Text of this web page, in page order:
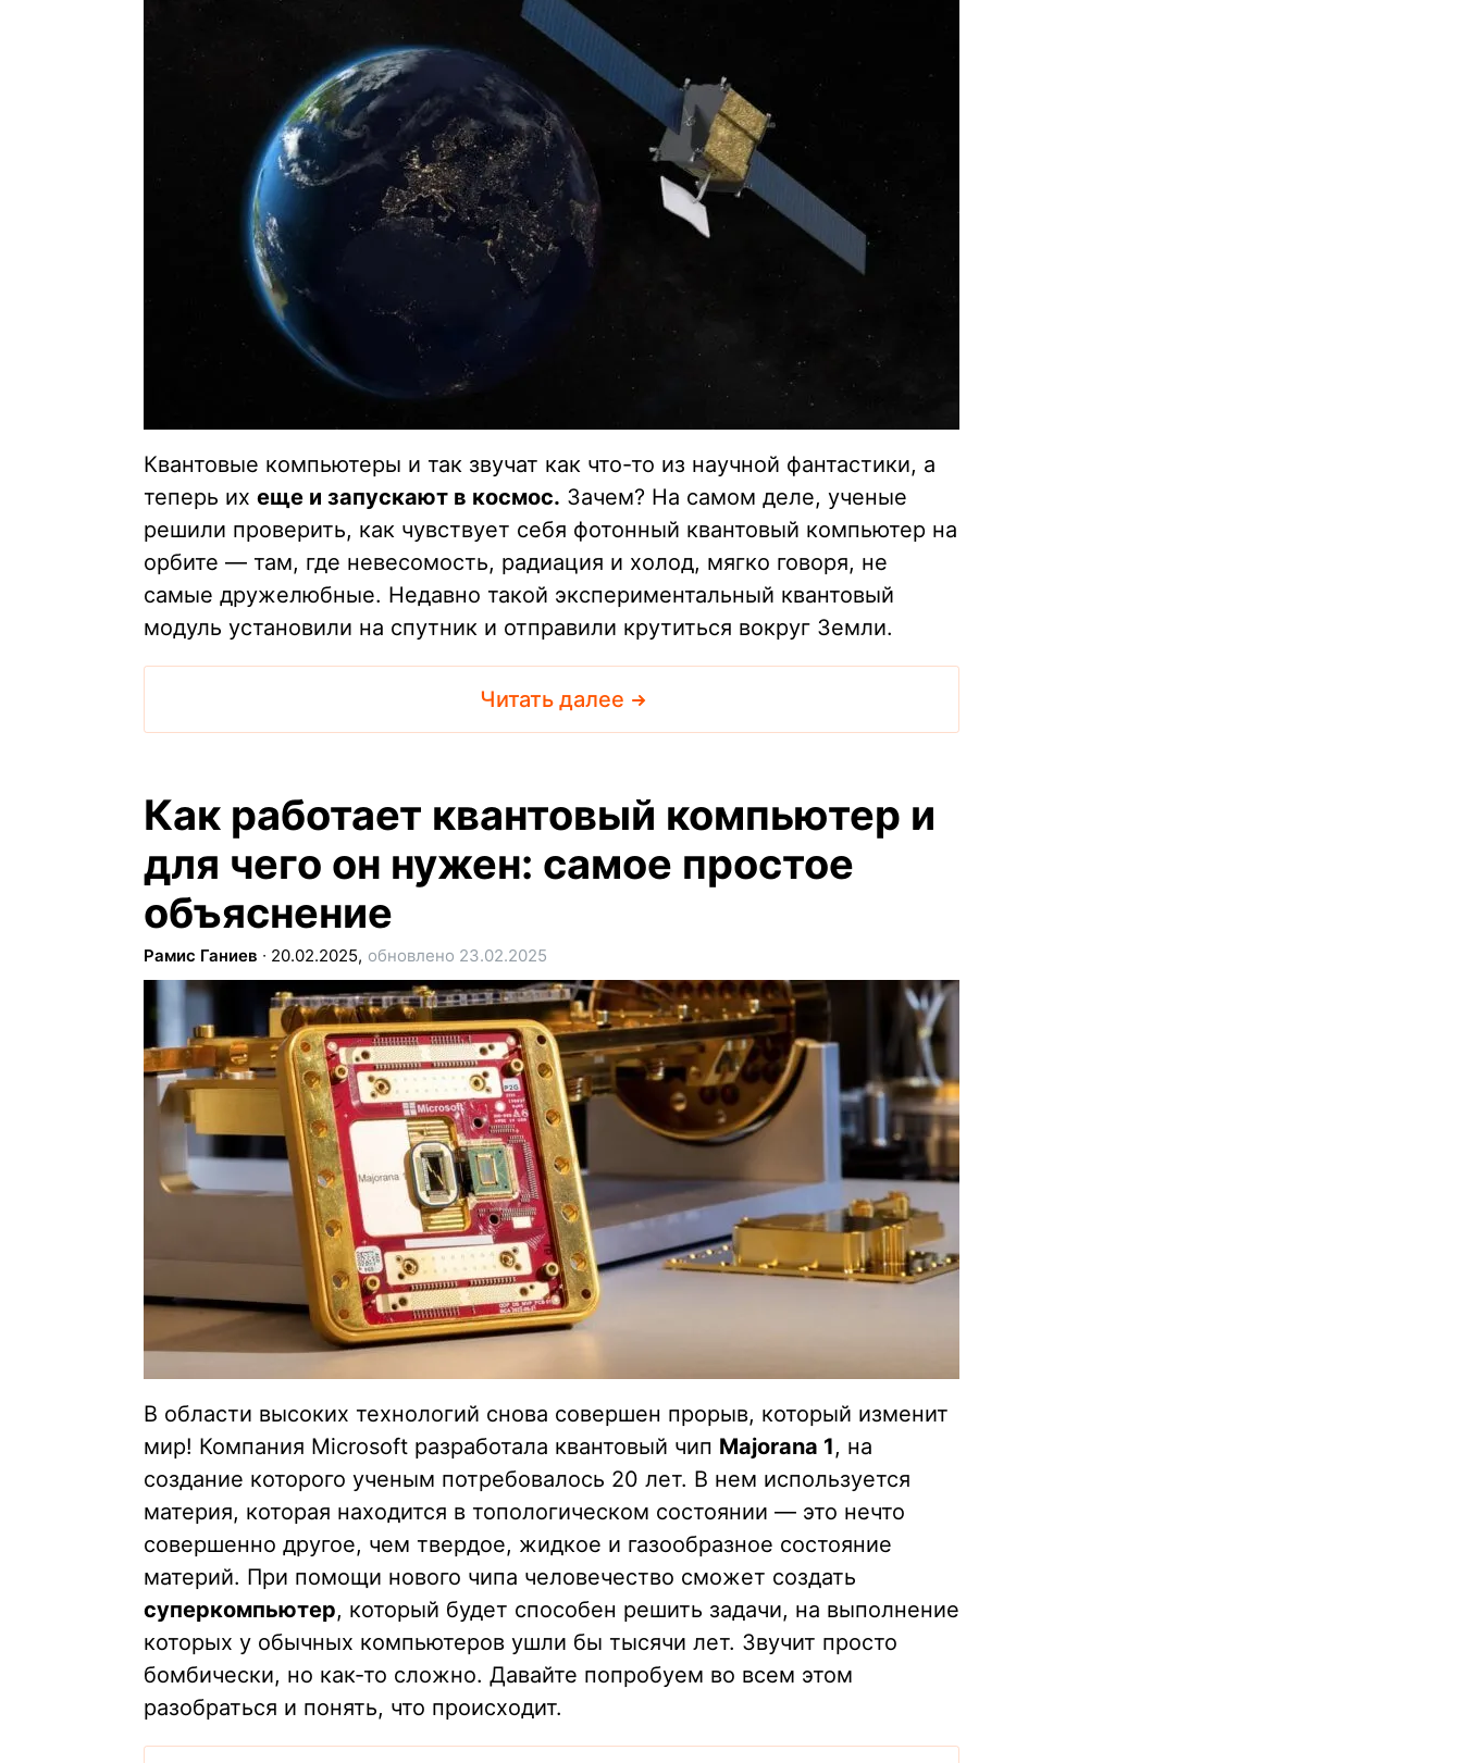
Квантовые компьютеры и так звучат как что-то из научной фантастики, а
теперь их еще и запускают в космос. Зачем? На самом деле, ученые
решили проверить, как чувствует себя фотонный квантовый компьютер на
орбите — там, где невесомость, радиация и холод, мягко говоря, не
самые дружелюбные. Недавно такой экспериментальный квантовый
модуль установили на спутник и отправили крутиться вокруг Земли.
Читать далее
Как работает квантовый компьютер и
для чего он нужен: самое простое
объяснение
Рамис Ганиев ∙ 20.02.2025, обновлено 23.02.2025
В области высоких технологий снова совершен прорыв, который изменит
мир! Компания Microsoft разработала квантовый чип Majorana 1, на
создание которого ученым потребовалось 20 лет. В нем используется
материя, которая находится в топологическом состоянии — это нечто
совершенно другое, чем твердое, жидкое и газообразное состояние
материй. При помощи нового чипа человечество сможет создать
суперкомпьютер, который будет способен решить задачи, на выполнение
которых у обычных компьютеров ушли бы тысячи лет. Звучит просто
бомбически, но как-то сложно. Давайте попробуем во всем этом
разобраться и понять, что происходит.